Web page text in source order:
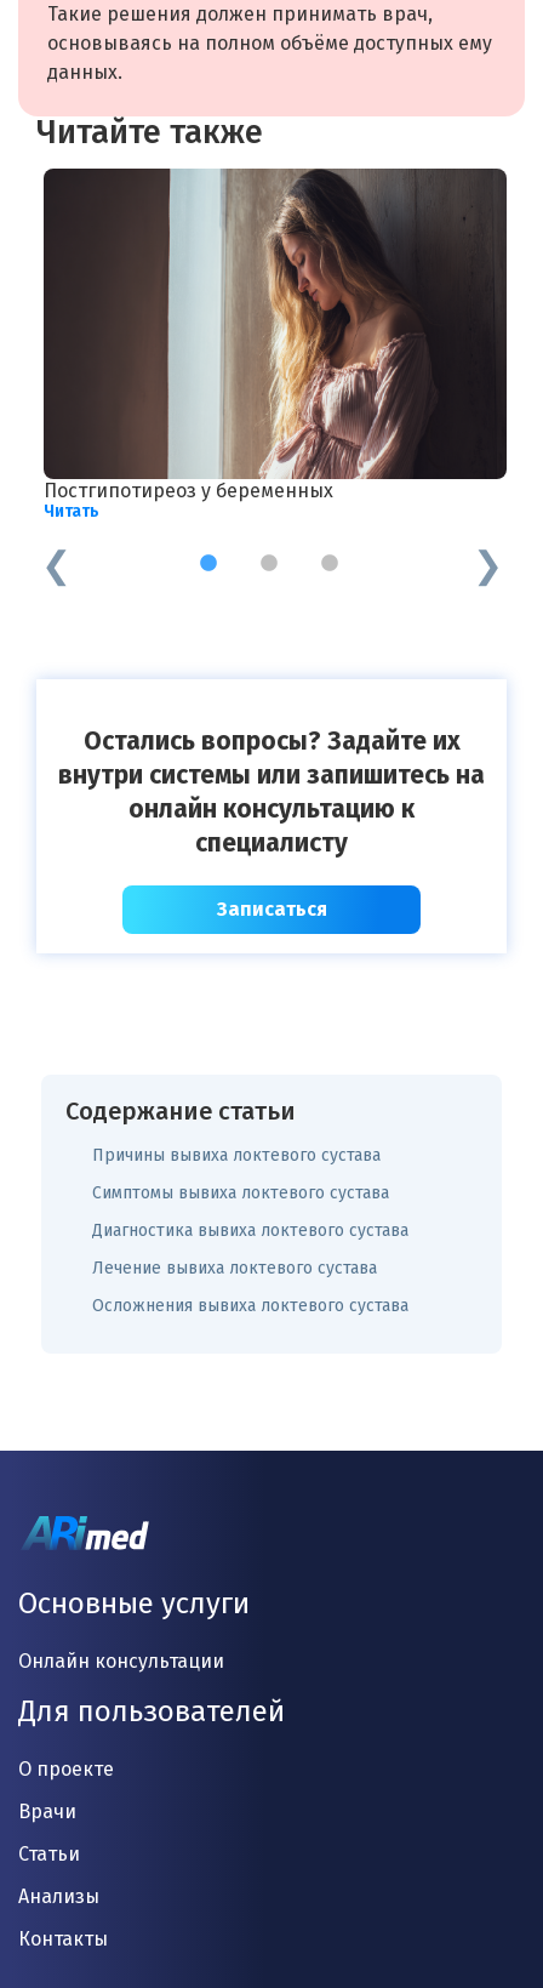
Такие решения должен принимать врач,
основываясь на полном объёме доступных ему
данных.
Читайте также
Постгипотиреоз у беременных
Читать
1 2 3
Остались вопросы? Задайте их
внутри системы или запишитесь на
онлайн консультацию к
специалисту
Записаться
Содержание статьи
Причины вывиха локтевого сустава
Симптомы вывиха локтевого сустава
Диагностика вывиха локтевого сустава
Лечение вывиха локтевого сустава
Осложнения вывиха локтевого сустава
Основные услуги
Онлайн консультации
Для пользователей
О проекте
Врачи
Статьи
Анализы
Контакты